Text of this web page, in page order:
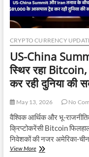
CRYPTO CURRENCY
US-China
स्थिर रहा
कर रही दुनिया की
May 13, 2026 No
वैश्विक आर्थिक और भू-
क्रिप्टोकरेंसी Bitcoin
निवेशकों की नजर अमेरिका-
View MoreUS-